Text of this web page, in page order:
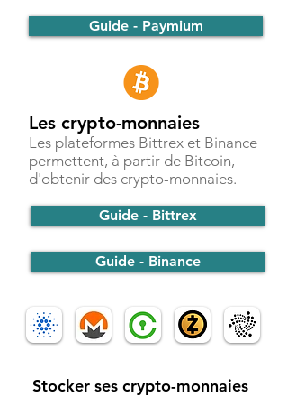
Guide - Paymium
Les crypto-monnaies
Les plateformes Bittrex et Binance
permettent, à partir de Bitcoin,
d'obtenir des crypto-monnaies.
Guide - Bittrex
Guide - Binance
Stocker ses crypto-monnaies